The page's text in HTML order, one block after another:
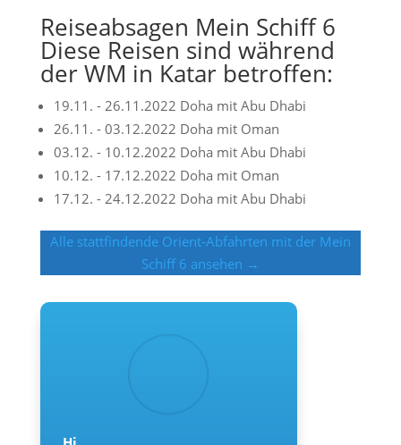
Reiseabsagen Mein Schiff 6
Diese Reisen sind während
der WM in Katar betroffen:
19.11. - 26.11.2022 Doha mit Abu Dhabi
26.11. - 03.12.2022 Doha mit Oman
03.12. - 10.12.2022 Doha mit Abu Dhabi
10.12. - 17.12.2022 Doha mit Oman
17.12. - 24.12.2022 Doha mit Abu Dhabi
Alle stattfindende Orient-Abfahrten mit der Mein
Schiff 6 ansehen →